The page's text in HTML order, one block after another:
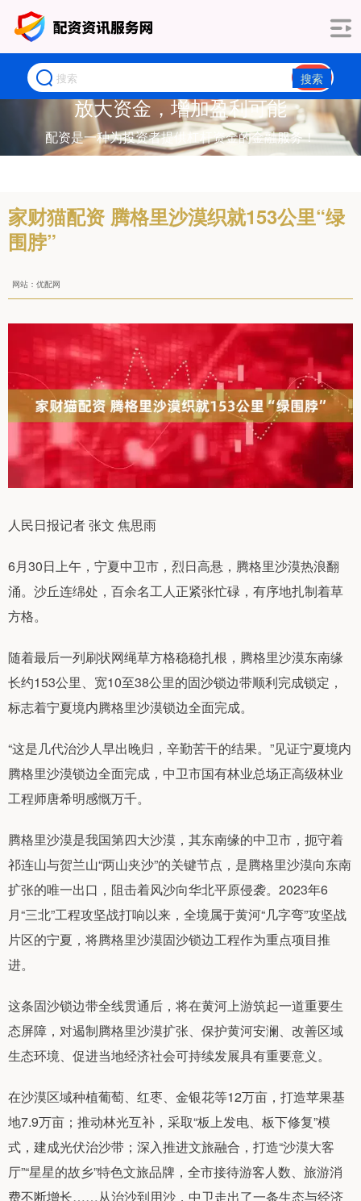
搜索
放大资金，增加盈利可能
配资是一种为投资者提供杠杆资金的金融服务！
家财猫配资 腾格里沙漠织就153公里“绿
围脖”
网站：优配网
人民日报记者 张文 焦思雨
6月30日上午，宁夏中卫市，烈日高悬，腾格里沙漠热浪翻
涌。沙丘连绵处，百余名工人正紧张忙碌，有序地扎制着草
方格。
随着最后一列刷状网绳草方格稳稳扎根，腾格里沙漠东南缘
长约153公里、宽10至38公里的固沙锁边带顺利完成锁定，
标志着宁夏境内腾格里沙漠锁边全面完成。
“这是几代治沙人早出晚归，辛勤苦干的结果。”见证宁夏境内
腾格里沙漠锁边全面完成，中卫市国有林业总场正高级林业
工程师唐希明感慨万千。
腾格里沙漠是我国第四大沙漠，其东南缘的中卫市，扼守着
祁连山与贺兰山“两山夹沙”的关键节点，是腾格里沙漠向东南
扩张的唯一出口，阻击着风沙向华北平原侵袭。2023年6
月“三北”工程攻坚战打响以来，全境属于黄河“几字弯”攻坚战
片区的宁夏，将腾格里沙漠固沙锁边工程作为重点项目推
进。
这条固沙锁边带全线贯通后，将在黄河上游筑起一道重要生
态屏障，对遏制腾格里沙漠扩张、保护黄河安澜、改善区域
生态环境、促进当地经济社会可持续发展具有重要意义。
在沙漠区域种植葡萄、红枣、金银花等12万亩，打造苹果基
地7.9万亩；推动林光互补，采取“板上发电、板下修复”模
式，建成光伏治沙带；深入推进文旅融合，打造“沙漠大客
厅”“星星的故乡”特色文旅品牌，全市接待游客人数、旅游消
费不断增长……从治沙到用沙，中卫走出了一条生态与经济